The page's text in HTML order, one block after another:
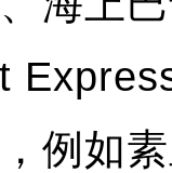
例如